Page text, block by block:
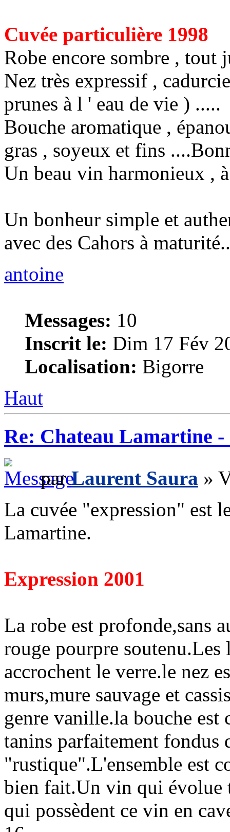
Cuvée particulière 1998
Robe encore sombre , tout
Nez très expressif ,
prunes à l ' eau de vie ) .....
Bouche aromatique ,
gras , soyeux et fins
Un beau vin harmonieux ,
Un bonheur simple et
avec des Cahors à
antoine
Messages: 10
Inscrit le: Dim 17 Fév
Localisation: Bigorre
Haut
Re: Chateau Lamartine -
parLaurent Saura »
La cuvée "expression" est
Lamartine.
Expression 2001
La robe est profonde,sans
rouge pourpre soutenu.Les
accrochent le verre.le nez
murs,mure sauvage et
genre vanille.la bouche est
tanins parfaitement fondus
"rustique".L'ensemble est
bien fait.Un vin qui évolue
qui possèdent ce vin en